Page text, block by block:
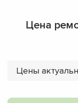
Цена
Цены